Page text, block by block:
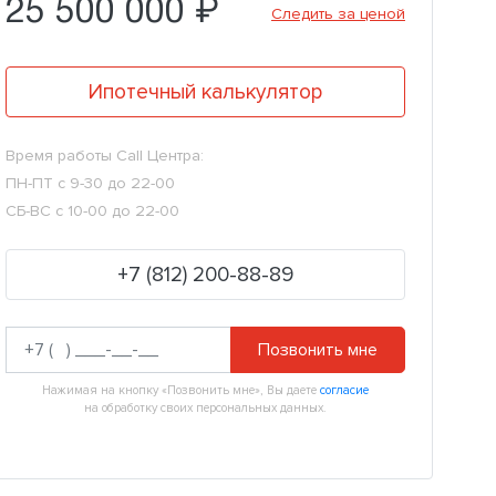
25 500 000 ₽ Следить за ценой
Ипотечный калькулятор
Время работы Call Центра:
ПН-ПТ с 9-30 до 22-00
СБ-ВС с 10-00 до 22-00
+7 (812) 200-88-89
Позвонить мне
Нажимая на кнопку «Позвонить мне», Вы даете согласие
на обработку своих персональных данных.